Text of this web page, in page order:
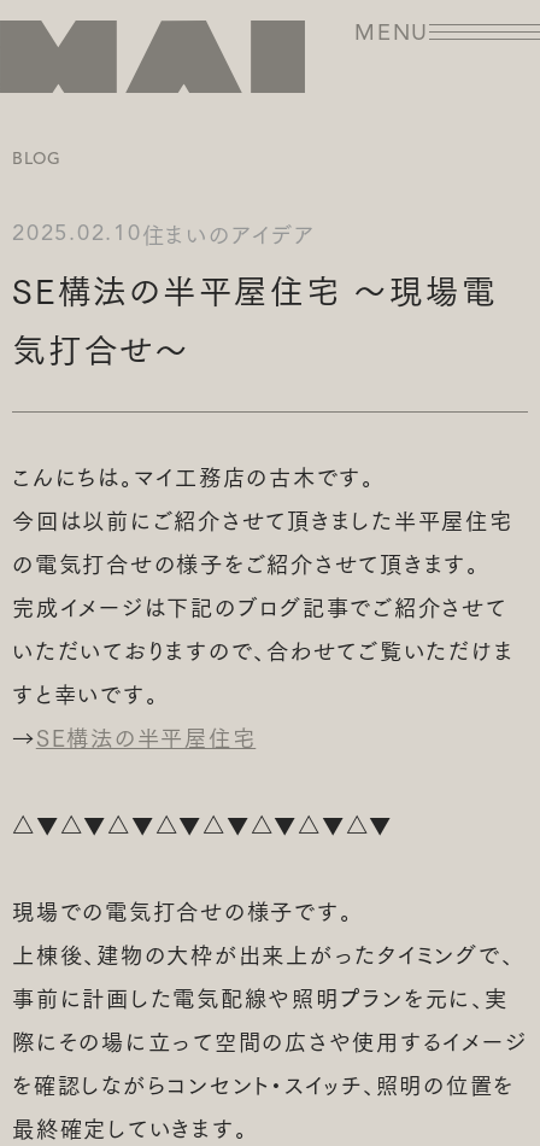
MENU
土地探しのご相談はこちら
リフォームのご相談はこちら
BLOG
2025.02.10住まいのアイデア
SE構法の半平屋住宅 ～現場電
気打合せ～
こんにちは。マイ工務店の古木です。
今回は以前にご紹介させて頂きました半平屋住宅
の電気打合せの様子をご紹介させて頂きます。
完成イメージは下記のブログ記事でご紹介させて
いただいておりますので、合わせてご覧いただけま
すと幸いです。
→SE構法の半平屋住宅
△▼△▼△▼△▼△▼△▼△▼△▼
現場での電気打合せの様子です。
上棟後、建物の大枠が出来上がったタイミングで、
事前に計画した電気配線や照明プランを元に、実
際にその場に立って空間の広さや使用するイメージ
を確認しながらコンセント・スイッチ、照明の位置を
最終確定していきます。